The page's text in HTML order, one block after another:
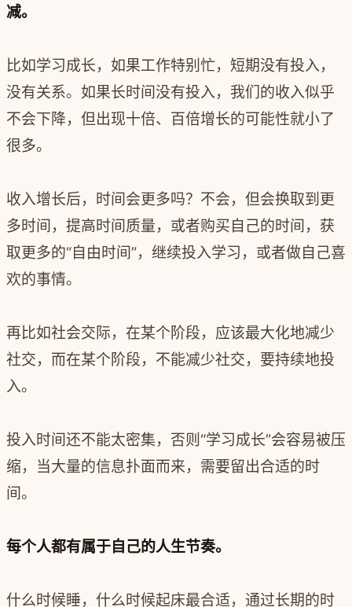
减。
比如学习成长，如果工作特别忙，短期没有投入，
没有关系。如果长时间没有投入，我们的收入似乎
不会下降，但出现十倍、百倍增长的可能性就小了
很多。
收入增长后，时间会更多吗？不会，但会换取到更
多时间，提高时间质量，或者购买自己的时间，获
取更多的“自由时间”，继续投入学习，或者做自己喜
欢的事情。
再比如社会交际，在某个阶段，应该最大化地减少
社交，而在某个阶段，不能减少社交，要持续地投
入。
投入时间还不能太密集，否则“学习成长”会容易被压
缩，当大量的信息扑面而来，需要留出合适的时
间。
每个人都有属于自己的人生节奏。
什么时候睡，什么时候起床最合适，通过长期的时